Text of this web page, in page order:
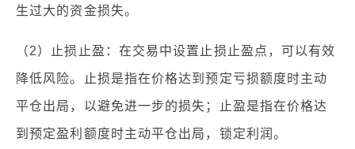
生过大的资金损失。
（2）止损止盈：在交易中设置止损止盈点，可以有效
降低风险。止损是指在价格达到预定亏损额度时主动
平仓出局，以避免进一步的损失；止盈是指在价格达
到预定盈利额度时主动平仓出局，锁定利润。